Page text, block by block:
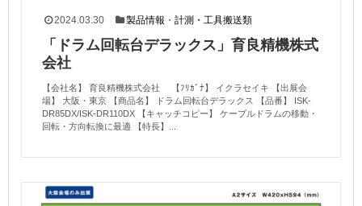
2024.03.30 製品情報 ・計測・工具搬送類
「ドラム回転台デラックス」育良精機株式
会社
【会社名】 育良精機株式会社 【ﾌﾘｶﾞﾅ】 イクラセイキ 【出展会
場】 大阪・東京 【商品名】 ドラム回転台デラックス 【品番】 ISK-
DR85DX/ISK-DR110DX 【キャッチコピー】 ケーブルドラムの移動・
回転・方向転換に最適 【特長】...